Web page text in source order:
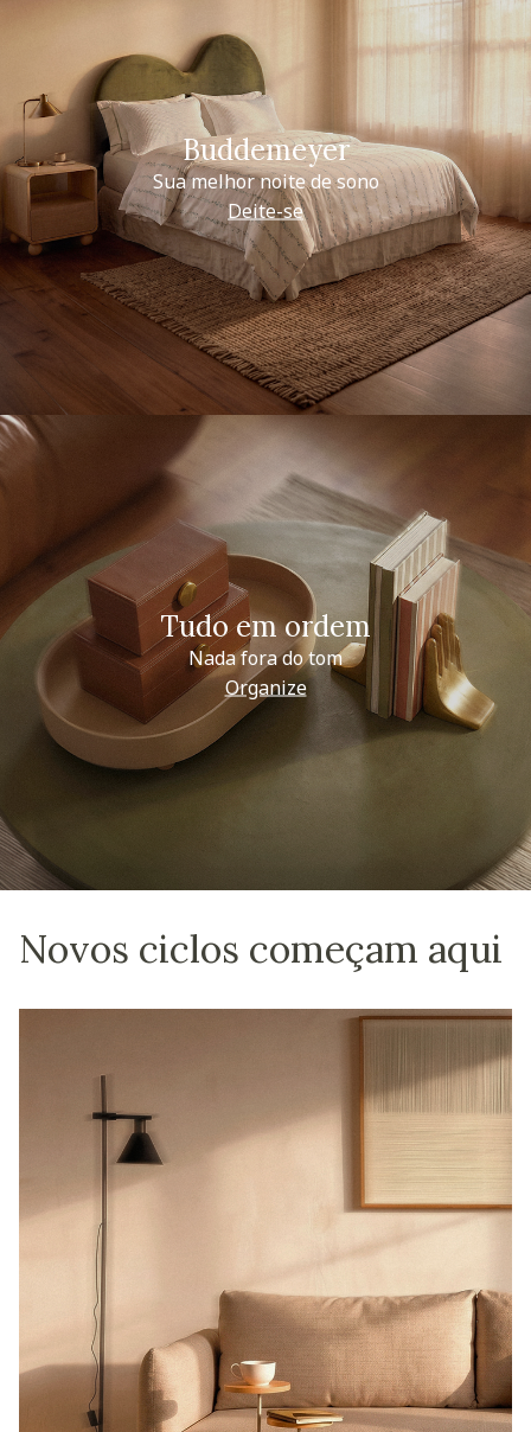
Buddemeyer
Sua melhor noite de sono
Deite-se
Tudo em ordem
Nada fora do tom
Organize
Novos ciclos começam aqui